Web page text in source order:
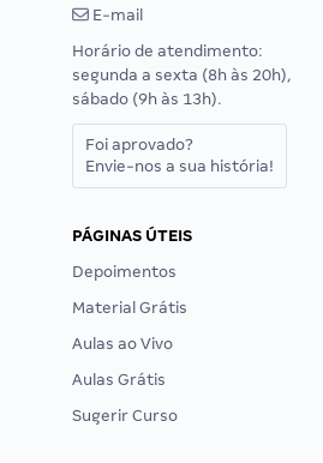
E-mail
Horário de atendimento:
segunda a sexta (8h às 20h),
sábado (9h às 13h).
Foi aprovado?
Envie-nos a sua história!
PÁGINAS ÚTEIS
Depoimentos
Material Grátis
Aulas ao Vivo
Aulas Grátis
Sugerir Curso